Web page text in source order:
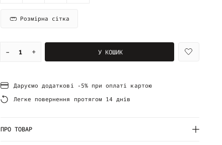
Розмірна сітка
– + У КОШИК
Даруємо додаткові -5% при оплаті картою
Легке повернення протягом 14 днів
ПРО ТОВАР